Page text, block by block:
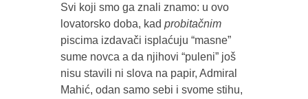
Svi koji smo ga znali znamo: u ovo
lovatorsko doba, kad probitačnim
piscima izdavači isplaćuju “masne”
sume novca a da njihovi “puleni” još
nisu stavili ni slova na papir, Admiral
Mahić, odan samo sebi i svome stihu,